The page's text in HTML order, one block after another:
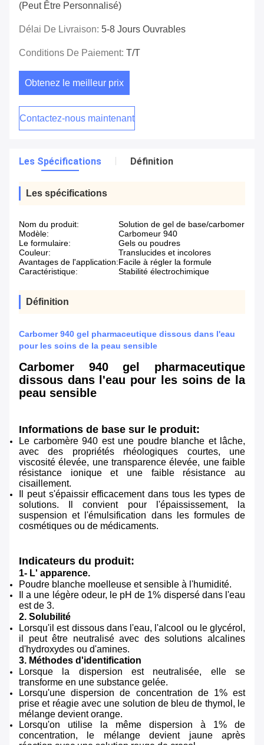
(peut Être Personnalisé)
Délai De Livraison: 5-8 Jours Ouvrables
Conditions De Paiement: T/T
Obtenez le meilleur prix
Contactez-nous maintenant
Les Spécifications Définition
Les spécifications
Nom du produit:
Solution de gel de base/carbomer
Modèle:
Carbomeur 940
Le formulaire:
Gels ou poudres
Couleur:
Translucides et incolores
Avantages de l'application:Facile à régler la formule
Caractéristique:
Stabilité électrochimique
Définition
Carbomer 940 gel pharmaceutique dissous dans l'eau
pour les soins de la peau sensible
Carbomer 940 gel pharmaceutique
dissous dans l'eau pour les soins de la
peau sensible
Informations de base sur le produit:
Le carbomère 940 est une poudre blanche et lâche,
avec des propriétés rhéologiques courtes, une
viscosité élevée, une transparence élevée, une faible
résistance ionique et une faible résistance au
cisaillement.
Il peut s'épaissir efficacement dans tous les types de
solutions. Il convient pour l'épaississement, la
suspension et l'émulsification dans les formules de
cosmétiques ou de médicaments.
Indicateurs du produit:
1- L' apparence.
Poudre blanche moelleuse et sensible à l'humidité.
Il a une légère odeur, le pH de 1% dispersé dans l'eau
est de 3.
2. Solubilité
Lorsqu'il est dissous dans l'eau, l'alcool ou le glycérol,
il peut être neutralisé avec des solutions alcalines
d'hydroxydes ou d'amines.
3. Méthodes d'identification
Lorsque la dispersion est neutralisée, elle se
transforme en une substance gelée.
Lorsqu'une dispersion de concentration de 1% est
prise et réagie avec une solution de bleu de thymol, le
mélange devient orange.
Lorsqu'on utilise la même dispersion à 1% de
concentration, le mélange devient jaune après